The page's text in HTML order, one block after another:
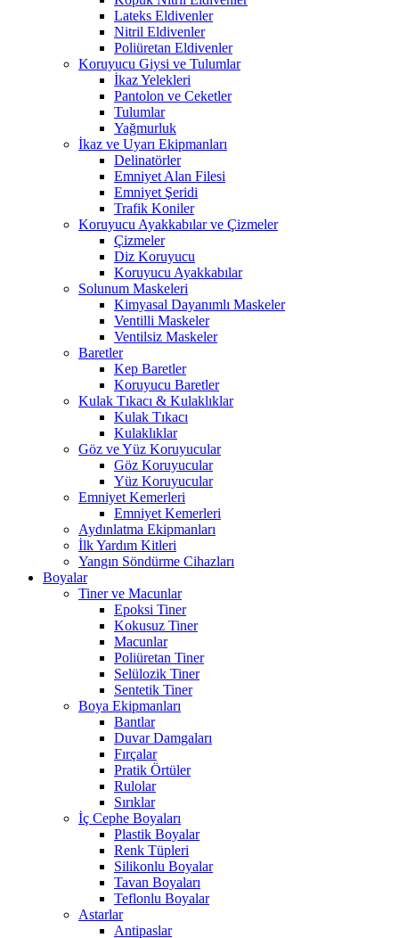
Lateks Eldivenler
Nitril Eldivenler
Poliüretan Eldivenler
Koruyucu Giysi ve Tulumlar
İkaz Yelekleri
Pantolon ve Ceketler
Tulumlar
Yağmurluk
İkaz ve Uyarı Ekipmanları
Delinatörler
Emniyet Alan Filesi
Emniyet Şeridi
Trafik Koniler
Koruyucu Ayakkabılar ve Çizmeler
Çizmeler
Diz Koruyucu
Koruyucu Ayakkabılar
Solunum Maskeleri
Kimyasal Dayanımlı Maskeler
Ventilli Maskeler
Ventilsiz Maskeler
Baretler
Kep Baretler
Koruyucu Baretler
Kulak Tıkacı & Kulaklıklar
Kulak Tıkacı
Kulaklıklar
Göz ve Yüz Koruyucular
Göz Koruyucular
Yüz Koruyucular
Emniyet Kemerleri
Emniyet Kemerleri
Aydınlatma Ekipmanları
İlk Yardım Kitleri
Yangın Söndürme Cihazları
Boyalar
Tiner ve Macunlar
Epoksi Tiner
Kokusuz Tiner
Macunlar
Poliüretan Tiner
Selülozik Tiner
Sentetik Tiner
Boya Ekipmanları
Bantlar
Duvar Damgaları
Fırçalar
Pratik Örtüler
Rulolar
Sırıklar
İç Cephe Boyaları
Plastik Boyalar
Renk Tüpleri
Silikonlu Boyalar
Tavan Boyaları
Teflonlu Boyalar
Astarlar
Antipaslar